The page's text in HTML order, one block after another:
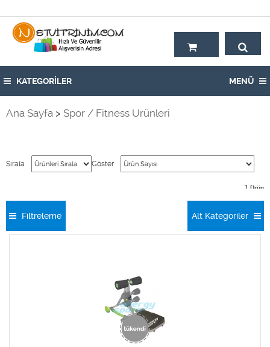
KATEGORİLER MENÜ
Ana Sayfa > Spor / Fitness Ürünleri
Sırala Göster
1 Ürün
Filtreleme Alt Kategoriler